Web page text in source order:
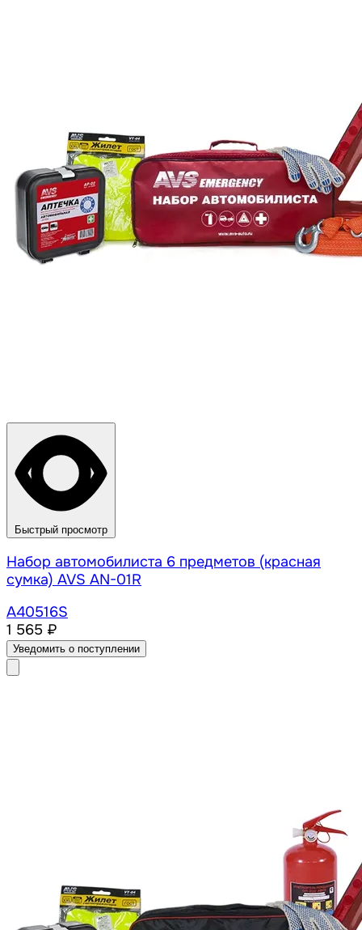
Быстрый просмотр
Набор автомобилиста 6 предметов (красная
сумка) AVS AN-01R
A40516S
1 565 ₽
Уведомить о поступлении